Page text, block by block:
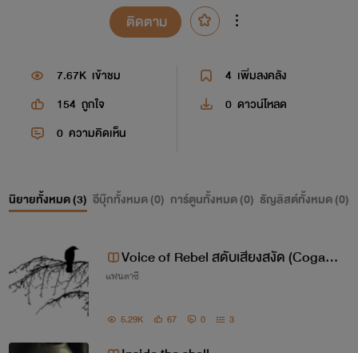
ติดตาม
7.67K เข้าชม 4 เพิ่มลงคลัง
154 ถูกใจ 0 ดาวน์โหลด
0 ความคิดเห็น
นิยายทั้งหมด (3) อีบุ๊กทั้งหมด (0) การ์ตูนทั้งหมด (0) ธัญลิสต์ทั้งหมด (0)
Voice of Rebel สดับเสียงสงัด (Cogadh
Crow อีกาแห่งวินาศกรรม รีไรต์)
แฟนตาซี
5.29K 67 0 3